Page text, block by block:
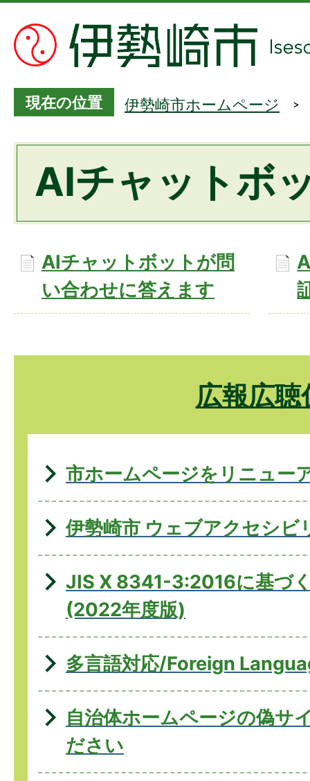
現在の位置 伊勢崎市ホームページ
AIチャットボ
AIチャットボットが問
い合わせに答えます
広報広聴
市ホームページをリニュー
伊勢崎市 ウェブアクセシビ
JIS X 8341-3:2016に基づ
(2022年度版)
多言語対応/Foreign
自治体ホームページの偽サ
ださい